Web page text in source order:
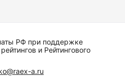
РФ при поддержке
и Рейтингового
a.ru